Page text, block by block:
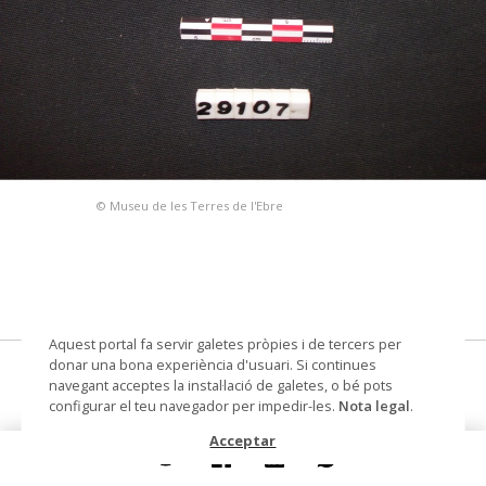
© Museu de les Terres de l'Ebre
Cova del Vidre, 1992
fragments de ceràmica
Aquest portal fa servir galetes pròpies i de tercers per
donar una bona experiència d'usuari. Si continues
navegant acceptes la instal·lació de galetes, o bé pots
configurar el teu navegador per impedir-les. Nota legal.
Acceptar